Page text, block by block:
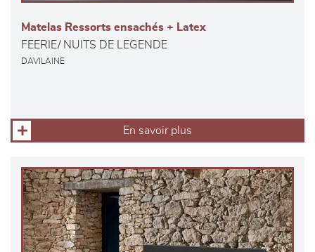
Matelas Ressorts ensachés + Latex
FEERIE/ NUITS DE LEGENDE
DAVILAINE
En savoir plus